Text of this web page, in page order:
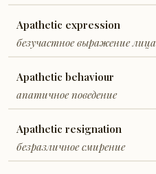
Apathetic expression
безучастное выражение лица
Apathetic behaviour
апатичное поведение
Apathetic resignation
безразличное смирение